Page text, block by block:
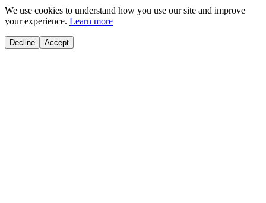
We use cookies to understand how you use our site and improve
your experience. Learn more
Decline Accept